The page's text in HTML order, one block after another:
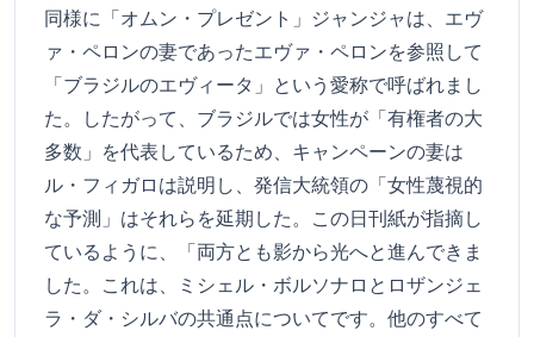
同様に「オムン・プレゼント」ジャンジャは、エヴ
ァ・ペロンの妻であったエヴァ・ペロンを参照して
「ブラジルのエヴィータ」という愛称で呼ばれまし
た。したがって、ブラジルでは女性が「有権者の大
多数」を代表しているため、キャンペーンの妻は
ル・フィガロは説明し、発信大統領の「女性蔑視的
な予測」はそれらを延期した。この日刊紙が指摘し
ているように、「両方とも影から光へと進んできま
した。これは、ミシェル・ボルソナロとロザンジェ
ラ・ダ・シルバの共通点についてです。他のすべて